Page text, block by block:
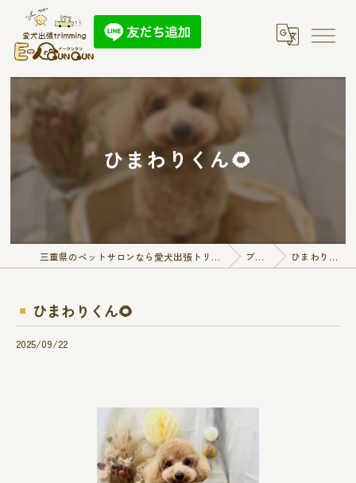
ひまわりくん🌻
三重県のペットサロンなら愛犬出張トリミング E-QunQun ブログ ひまわりくん🌻
ひまわりくん🌻
2025/09/22